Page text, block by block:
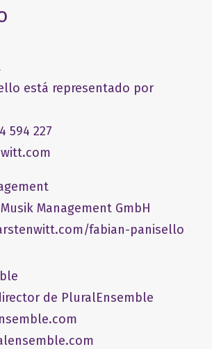
está representado por
594 227
Management GmbH​
fabian-panisello
de PluralEnsemble